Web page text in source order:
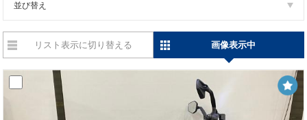
並び替え
リスト表示に切り替える 画像表示中